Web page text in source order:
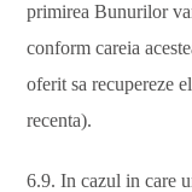
primirea Bunurilor
conform careia
oferit sa recupereze
recenta).
6.9. In cazul in care